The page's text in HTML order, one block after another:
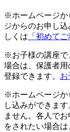
※ホームページか
ジからのお申し
しくは 「初めて
※お子様の講座で
場合は、保護者
登録できます。 お
※ホームページか
し込みができま
ません。各人で
をされたい場合